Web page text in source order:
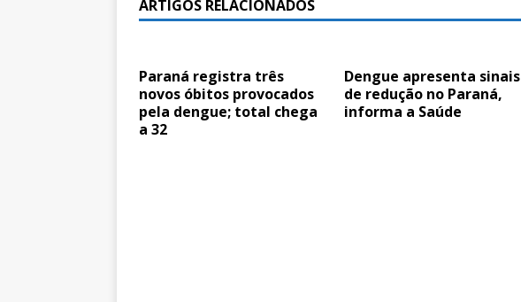
ARTIGOS RELACIONADOS
Paraná registra três
novos óbitos provocados
pela dengue; total chega
a 32
Dengue apresenta sinais
de redução no Paraná,
informa a Saúde